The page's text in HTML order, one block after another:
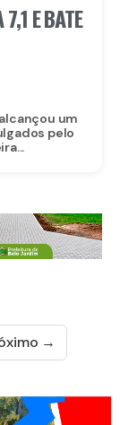
E BATE
um
pelo
→